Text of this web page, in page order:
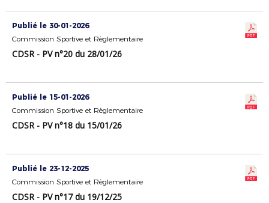
Publié le 30-01-2026
Commission Sportive et Règlementaire
CDSR - PV n°20 du 28/01/26
Publié le 15-01-2026
Commission Sportive et Règlementaire
CDSR - PV n°18 du 15/01/26
Publié le 23-12-2025
Commission Sportive et Règlementaire
CDSR - PV n°17 du 19/12/25